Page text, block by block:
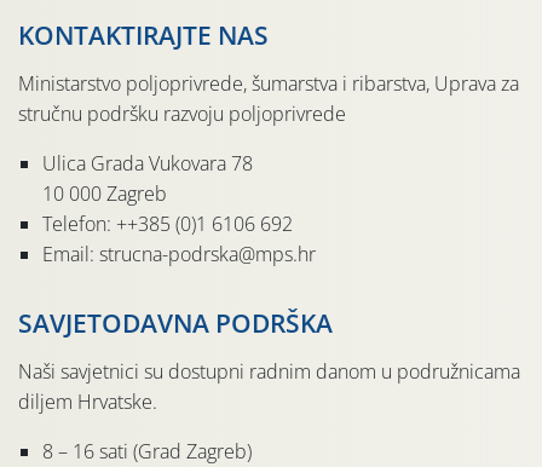
KONTAKTIRAJTE NAS
Ministarstvo poljoprivrede, šumarstva i ribarstva, Uprava za
stručnu podršku razvoju poljoprivrede
Ulica Grada Vukovara 78
10 000 Zagreb
Telefon: ++385 (0)1 6106 692
Email: strucna-podrska@mps.hr
SAVJETODAVNA PODRŠKA
Naši savjetnici su dostupni radnim danom u podružnicama
diljem Hrvatske.
8 – 16 sati (Grad Zagreb)